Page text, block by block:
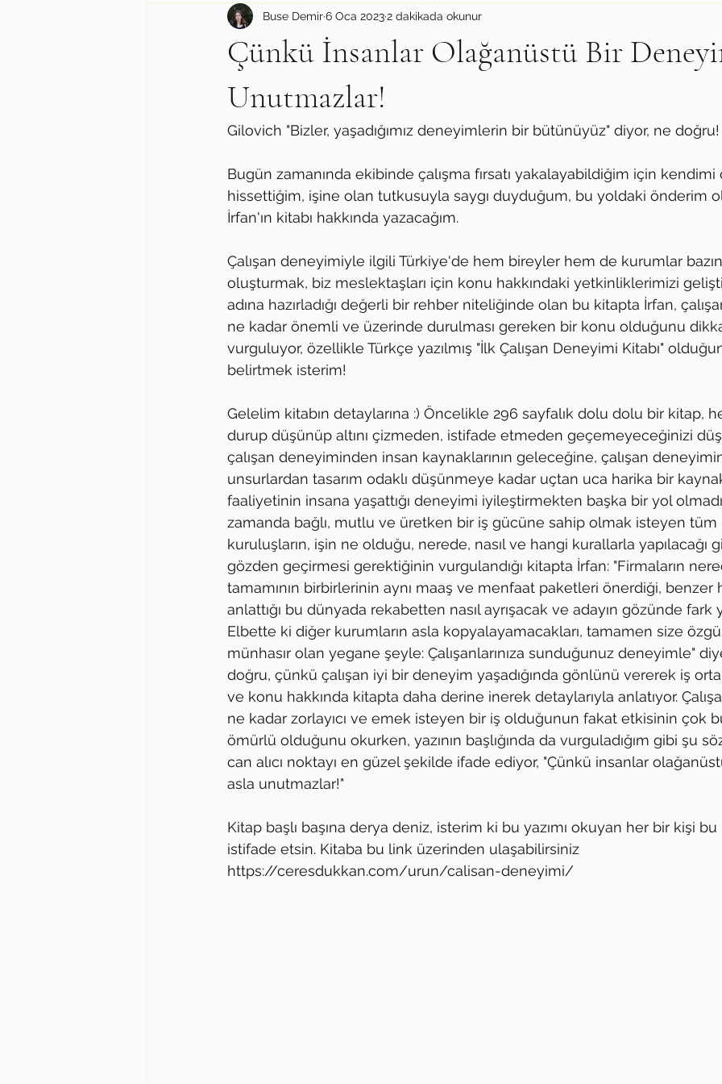
Çünkü İnsanlar Olağanüstü Bir
Unutmazlar!
Buse Demir6 Oca 20232 dakikada okunur
Gilovich "Bizler, yaşadığımız deneyimlerin bir bütünüyüz" diyor, ne
Bugün zamanında ekibinde çalışma fırsatı yakalayabildiğim için
hissettiğim, işine olan tutkusuyla saygı duyduğum, bu yoldaki önderim
İrfan'ın kitabı hakkında yazacağım.
Çalışan deneyimiyle ilgili Türkiye'de hem bireyler hem de kurumlar
oluşturmak, biz meslektaşları için konu hakkındaki yetkinliklerimizi
adına hazırladığı değerli bir rehber niteliğinde olan bu kitapta İrfan,
ne kadar önemli ve üzerinde durulması gereken bir konu olduğunu
vurguluyor, özellikle Türkçe yazılmış "İlk Çalışan Deneyimi Kitabı"
belirtmek isterim!
Gelelim kitabın detaylarına :) Öncelikle 296 sayfalık dolu dolu bir kitap,
durup düşünüp altını çizmeden, istifade etmeden geçemeyeceğinizi
çalışan deneyiminden insan kaynaklarının geleceğine, çalışan
unsurlardan tasarım odaklı düşünmeye kadar uçtan uca harika bir
faaliyetinin insana yaşattığı deneyimi iyileştirmekten başka bir yol
zamanda bağlı, mutlu ve üretken bir iş gücüne sahip olmak isteyen
kuruluşların, işin ne olduğu, nerede, nasıl ve hangi kurallarla yapılacağı
gözden geçirmesi gerektiğinin vurgulandığı kitapta İrfan: "Firmaların
tamamının birbirlerinin aynı maaş ve menfaat paketleri önerdiği,
anlattığı bu dünyada rekabetten nasıl ayrışacak ve adayın gözünde fark
Elbette ki diğer kurumların asla kopyalayamacakları, tamamen size
münhasır olan yegane şeyle: Çalışanlarınıza sunduğunuz deneyimle"
doğru, çünkü çalışan iyi bir deneyim yaşadığında gönlünü vererek iş
ve konu hakkında kitapta daha derine inerek detaylarıyla anlatıyor.
ne kadar zorlayıcı ve emek isteyen bir iş olduğunun fakat etkisinin çok
ömürlü olduğunu okurken, yazının başlığında da vurguladığım gibi şu
can alıcı noktayı en güzel şekilde ifade ediyor, "Çünkü insanlar
asla unutmazlar!"
Kitap başlı başına derya deniz, isterim ki bu yazımı okuyan her bir kişi
istifade etsin. Kitaba bu link üzerinden ulaşabilirsiniz
https://ceresdukkan.com/urun/calisan-deneyimi/